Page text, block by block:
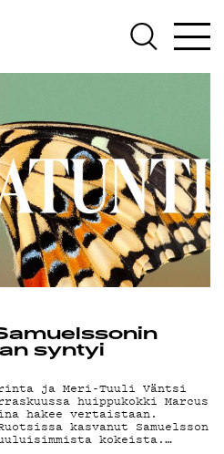
syntyi
ja Meri-Tuuli Väntsi
huippukokki Marcus
hakee vertaistaan.
kasvanut Samuelsson
kokeista.…